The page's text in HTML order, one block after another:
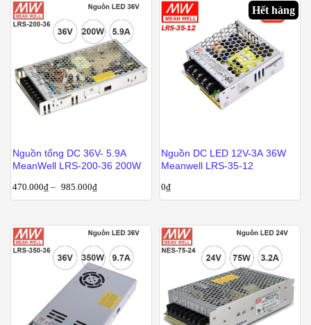
Nguồn tổng DC 36V- 5.9A
MeanWell LRS-200-36 200W
470.000₫ – 985.000₫
Hết hàng
Nguồn DC LED 12V-3A 36W
Meanwell LRS-35-12
0₫